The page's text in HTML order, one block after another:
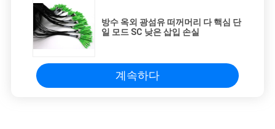
방수 옥외 광섬유 떠꺼머리 다 핵심 단
일 모드 SC 낮은 삽입 손실
계속하다